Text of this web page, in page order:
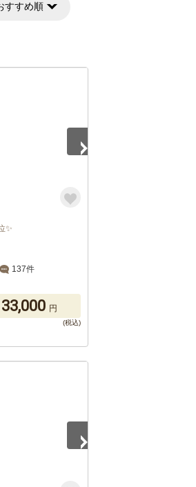
すすめ順
✨
137件
33,000 円